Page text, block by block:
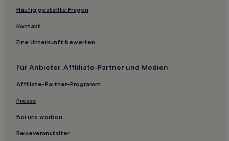
Häufig gestellte Fragen
Kontakt
Eine Unterkunft bewerten
Für Anbieter, Affliliate-Partner und Medien
Affiliate-Partner-Programm
Presse
Bei uns werben
Reiseveranstalter